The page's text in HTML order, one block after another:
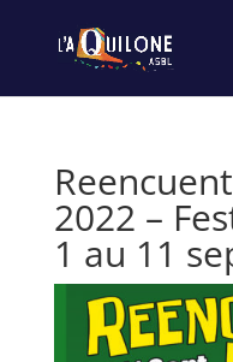
2022 –
1 au 11